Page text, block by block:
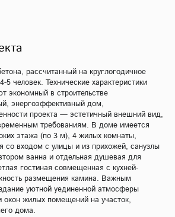
рассчитанный на круглогодичное
5 человек. Технические характеристики
экономный в строительстве
энергоэффективный дом,
проекта — эстетичный внешний вид,
требованиям. В доме имеется
этажа (по 3 м), 4 жилых комнаты,
со входом с улицы и из прихожей, санузлы
ванна и отдельная душевая для
гостиная совмещенная с кухней-
размещения камина. Важным
уютной уединенной атмосферы
окон жилых помещений на участок,
дома.